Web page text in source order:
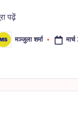
पढ़ें
मञ्जुला शर्मा